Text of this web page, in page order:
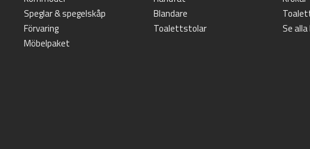
Speglar & spegelskåp
Förvaring
Möbelpaket
Blandare
Toalettstolar
Se